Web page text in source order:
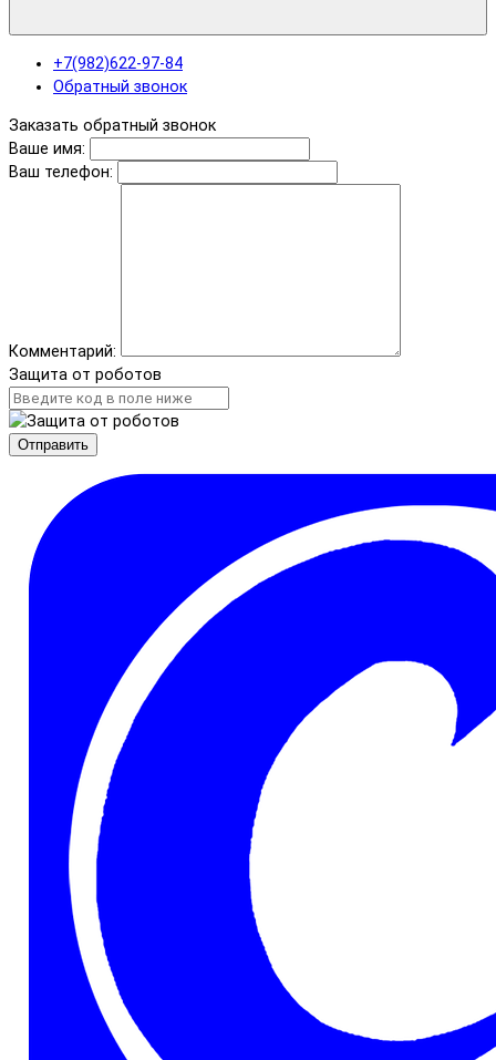
+7(982)622-97-84
Обратный звонок
Заказать обратный звонок
Ваше имя:
Ваш телефон:
Комментарий:
Защита от роботов
Отправить